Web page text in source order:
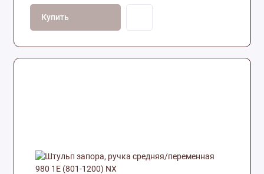
Купить